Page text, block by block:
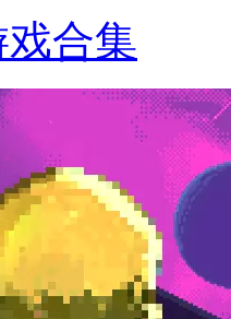
戏合集